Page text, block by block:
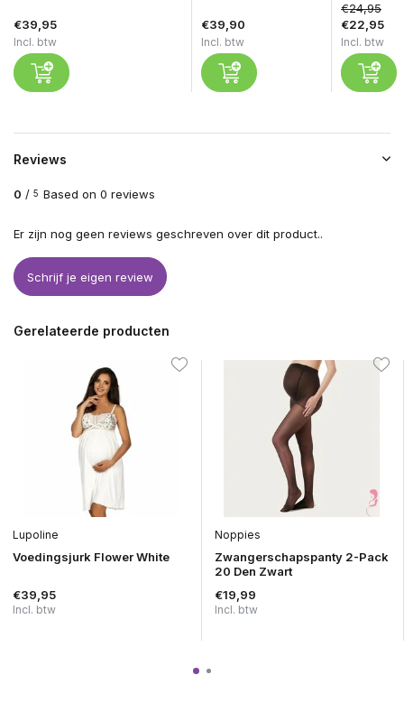
€39,95
Incl. btw
€39,90
Incl. btw
€24,95
€22,95
Incl. btw
Reviews
0 / 5 Based on 0 reviews
Er zijn nog geen reviews geschreven over dit product..
Schrijf je eigen review
Gerelateerde producten
Lupoline
Voedingsjurk Flower White
€39,95
Incl. btw
Noppies
Zwangerschapspanty 2-Pack
20 Den Zwart
€19,99
Incl. btw